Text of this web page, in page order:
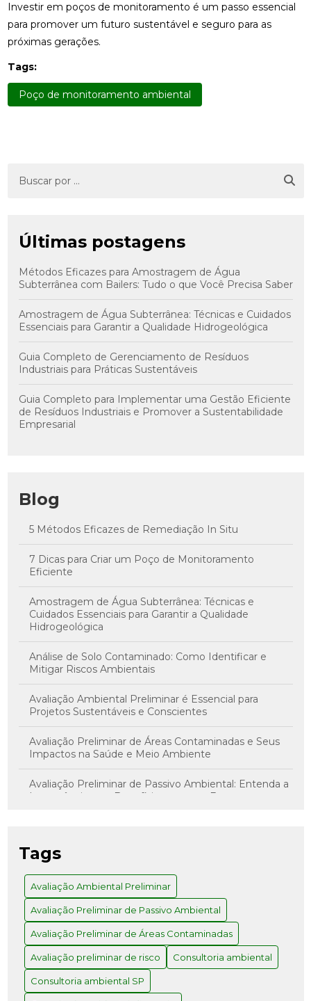
Investir em poços de monitoramento é um passo essencial
para promover um futuro sustentável e seguro para as
próximas gerações.
Tags:
Poço de monitoramento ambiental
Últimas postagens
Métodos Eficazes para Amostragem de Água
Subterrânea com Bailers: Tudo o que Você Precisa Saber
Amostragem de Água Subterrânea: Técnicas e Cuidados
Essenciais para Garantir a Qualidade Hidrogeológica
Guia Completo de Gerenciamento de Resíduos
Industriais para Práticas Sustentáveis
Guia Completo para Implementar uma Gestão Eficiente
de Resíduos Industriais e Promover a Sustentabilidade
Empresarial
Blog
5 Métodos Eficazes de Remediação In Situ
7 Dicas para Criar um Poço de Monitoramento
Eficiente
Amostragem de Água Subterrânea: Técnicas e
Cuidados Essenciais para Garantir a Qualidade
Hidrogeológica
Análise de Solo Contaminado: Como Identificar e
Mitigar Riscos Ambientais
Avaliação Ambiental Preliminar é Essencial para
Projetos Sustentáveis e Conscientes
Avaliação Preliminar de Áreas Contaminadas e Seus
Impactos na Saúde e Meio Ambiente
Avaliação Preliminar de Passivo Ambiental: Entenda a
Importância e os Benefícios para sua Empresa
Caminho para Decisões Assertivas
Avaliação Preliminar: Como Realizar e Quais os
Benefícios para Seu Projeto
Como a Consultoria Ambiental em SP Pode
Transformar Seu Negócio
Como a Consultoria Ambiental SP Pode Transformar
Tags
Avaliação Ambiental Preliminar
Avaliação Preliminar de Passivo Ambiental
Avaliação Preliminar de Áreas Contaminadas
Avaliação preliminar de risco Consultoria ambiental
Consultoria ambiental SP